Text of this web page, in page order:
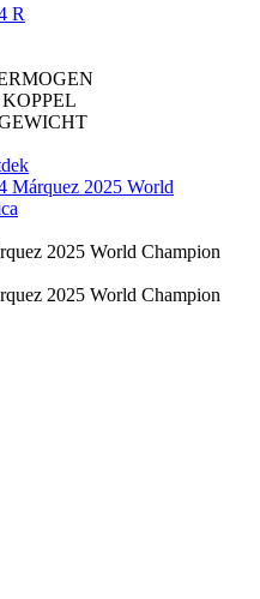
R
KOPPEL
Márquez 2025 World
2025 World Champion
2025 World Champion